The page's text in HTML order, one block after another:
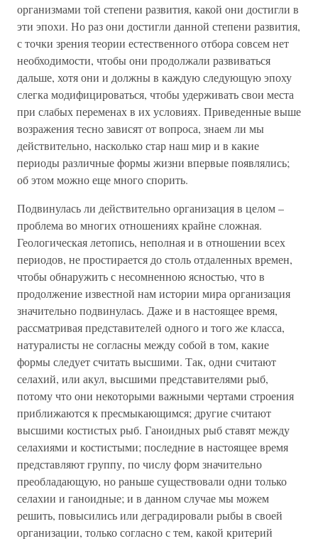
организмами той степени развития, какой они достигли в
эти эпохи. Но раз они достигли данной степени развития,
с точки зрения теории естественного отбора совсем нет
необходимости, чтобы они продолжали развиваться
дальше, хотя они и должны в каждую следующую эпоху
слегка модифицироваться, чтобы удерживать свои места
при слабых переменах в их условиях. Приведенные выше
возражения тесно зависят от вопроса, знаем ли мы
действительно, насколько стар наш мир и в какие
периоды различные формы жизни впервые появлялись;
об этом можно еще много спорить.
Подвинулась ли действительно организация в целом –
проблема во многих отношениях крайне сложная.
Геологическая летопись, неполная и в отношении всех
периодов, не простирается до столь отдаленных времен,
чтобы обнаружить с несомненною ясностью, что в
продолжение известной нам истории мира организация
значительно подвинулась. Даже и в настоящее время,
рассматривая представителей одного и того же класса,
натуралисты не согласны между собой в том, какие
формы следует считать высшими. Так, одни считают
селахий, или акул, высшими представителями рыб,
потому что они некоторыми важными чертами строения
приближаются к пресмыкающимся; другие считают
высшими костистых рыб. Ганоидных рыб ставят между
селахиями и костистыми; последние в настоящее время
представляют группу, по числу форм значительно
преобладающую, но раньше существовали одни только
селахии и ганоидные; и в данном случае мы можем
решить, повысились или деградировали рыбы в своей
организации, только согласно с тем, какой критерий